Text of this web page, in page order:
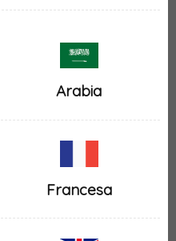
Arabia
Francesa